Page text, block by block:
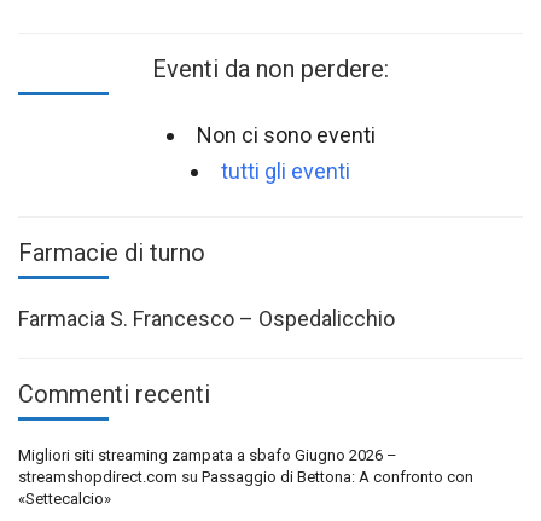
Eventi da non perdere:
Non ci sono eventi
tutti gli eventi
Farmacie di turno
Farmacia S. Francesco – Ospedalicchio
Commenti recenti
Migliori siti streaming zampata a sbafo Giugno 2026 –
streamshopdirect.com su Passaggio di Bettona: A confronto con
«Settecalcio»